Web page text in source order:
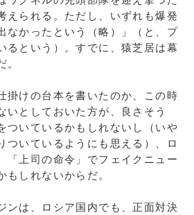
えられる。ただし、いずれも爆発
なかったという（略）」（と、プ
るという）。すでに、猿芝居は幕
。
けの台本を書いたのか、この時
いとしておいた方が、良さそう
ついているかもしれないし（いや
ついているようにも思える）、ロ
「上司の命令」でフェイクニュー
もしれないからだ。
は、ロシア国内でも、正面対決